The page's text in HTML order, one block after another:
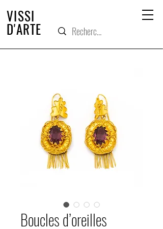
D'ARTE
VISSI
Boucles d’oreilles